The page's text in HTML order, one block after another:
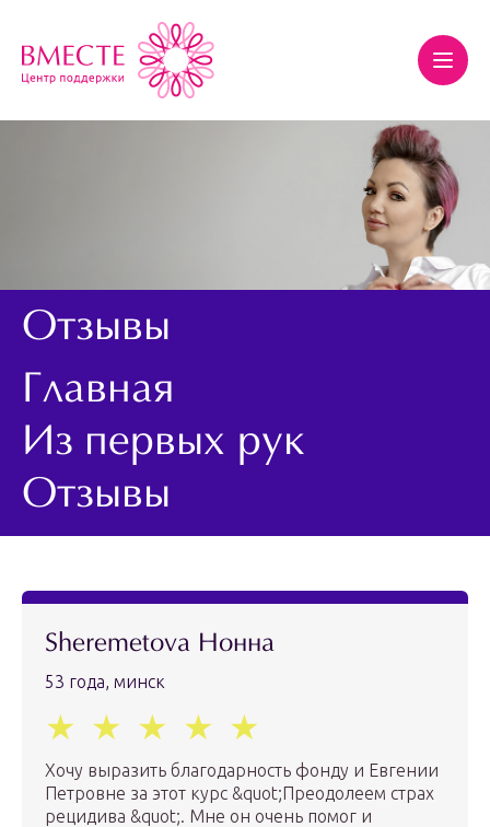
Отзывы
Главная
Из первых рук
Отзывы
Sheremetova Нонна
53 года, минск
Хочу выразить благодарность фонду и Евгении
Петровне за этот курс &quot;Преодолеем страх
рецидива &quot;. Мне он очень помог и